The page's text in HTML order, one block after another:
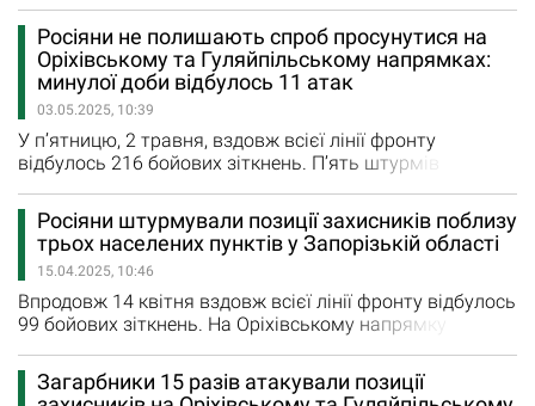
позиції захисників поблизу Лук’янівського та в
напрямку Новоданилівки. Росіяни зазнали невдачі.
Крім того, російські загарбники завдали авіаційні
удари по Гуляйполю, Новодарівці та Новоандріївці
Запорізької області. Загалом…
Росіяни не полишають спроб просунутися на
Оріхівському та Гуляйпільському напрямках:
минулої доби відбулось 11 атак
03.05.2025, 10:39
У п’ятницю, 2 травня, вздовж всієї лінії фронту
відбулось 216 бойових зіткнень. П’ять штурмів
в районах Щербаків, Малої Токмачки та Степового,
повідомили у Генштабі ЗСУ. На Гуляйпільському
напрямку, поблизу Високого (колишнє Червоне), Сили
оборони відбили шість ворожих атак. Крім того, ворог
завдав…
Росіяни штурмували позиції захисників поблизу
трьох населених пунктів у Запорізькій області
15.04.2025, 10:46
Впродовж 14 квітня вздовж всієї лінії фронту відбулось
99 бойових зіткнень. На Оріхівському напрямку
районах населених пунктів Степове, Лобкове та Малі
Щербаки. Крім того, російські загарбники завдали
Загарбники 15 разів атакували позиції